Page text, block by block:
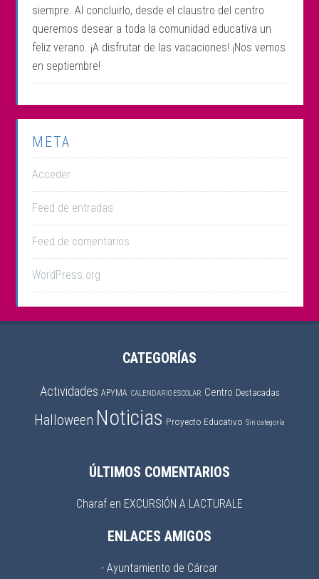
siempre. Al concluirlo, desde el claustro del centro
queremos desear a toda la comunidad educativa un
feliz verano. ¡A disfrutar de las vacaciones! ¡Nos vemos
en septiembre!
META
Acceder
Feed de entradas
Feed de comentarios
WordPress.org
CATEGORÍAS
Actividades APYMA CALENDARIO ESCOLAR Centro Destacadas
Halloween Noticias Proyecto Educativo Sin categoría
ÚLTIMOS COMENTARIOS
Charaf en EXCURSIÓN A LACTURALE
ENLACES AMIGOS
- Ayuntamiento de Cárcar